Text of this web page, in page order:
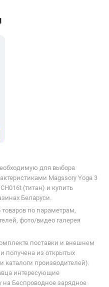
для выбора
Magssory Yoga 3
(титан) и купить
Беларуси.
по параметрам,
фото/видео галерея
поставки и внешнем
получена из открытых
каталоги производителей).
интересующие
Беспроводное зарядное